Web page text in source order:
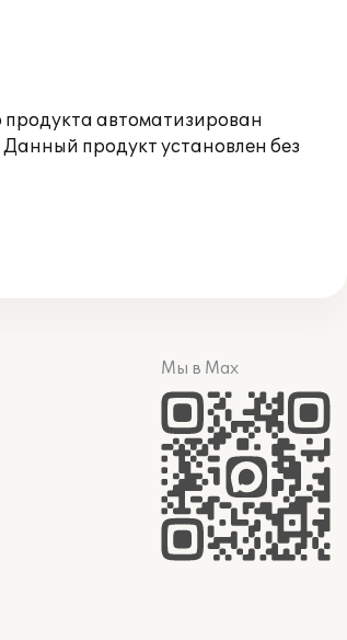
автоматизирован
продукт установлен без
Мы в Max